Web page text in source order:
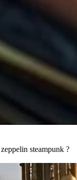
steampunk ?